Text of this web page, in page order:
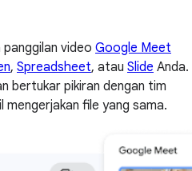
video Google Meet
, Spreadsheet, atau Slide Anda.
bertukar pikiran dengan tim
file yang sama.